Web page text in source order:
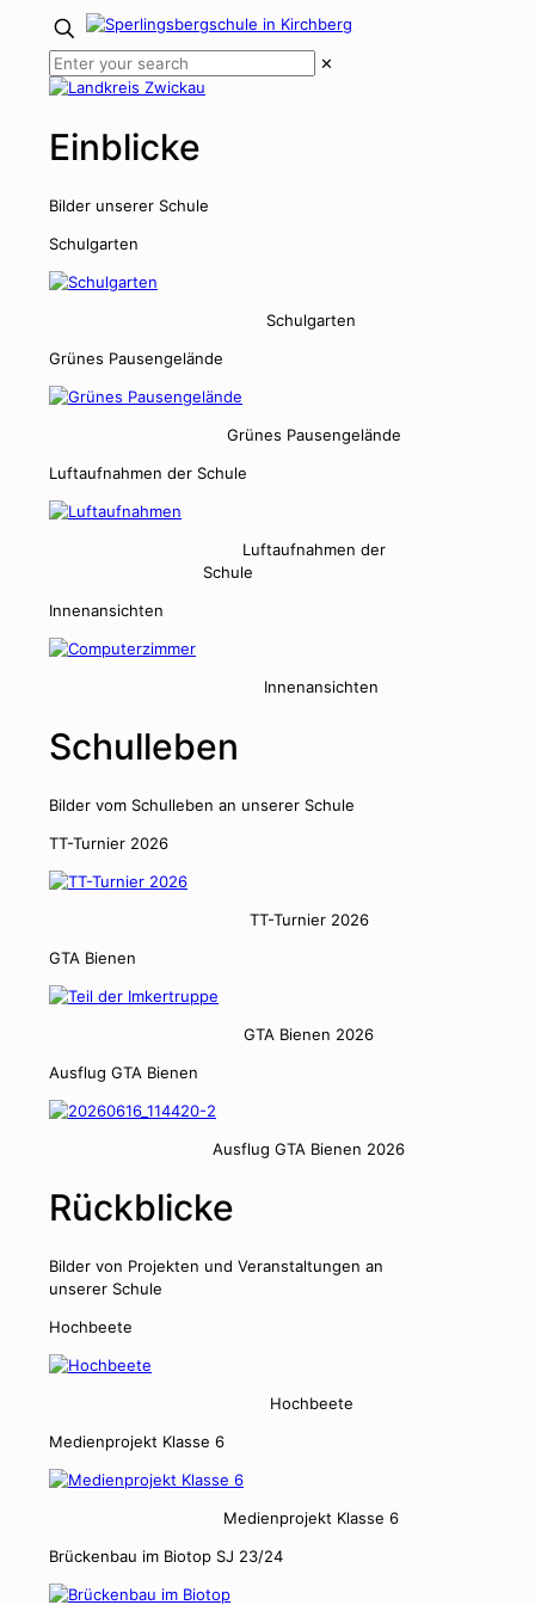
✕
Einblicke
Bilder unser­er Schule
Schul­gar­ten
Schul­gar­ten
Grünes Pausen­gelände
Grünes Pausen­gelände
Luftauf­nah­men der Schule
Luftauf­nah­men der
Schule
Innenan­sicht­en
Innenan­sicht­en
Schulleben
Bilder vom Schulleben an unser­er Schule
TT-Turnier 2026
TT-Turnier 2026
GTA Bienen
GTA Bienen 2026
Aus­flug GTA Bienen
Aus­flug GTA Bienen 2026
Rückblicke
Bilder von Pro­jek­ten und Ver­anstal­tun­gen an
unser­er Schule
Hochbeete
Hochbeete
Medi­en­pro­jekt Klasse 6
Medi­en­pro­jekt Klasse 6
Brück­en­bau im Biotop SJ 23/24